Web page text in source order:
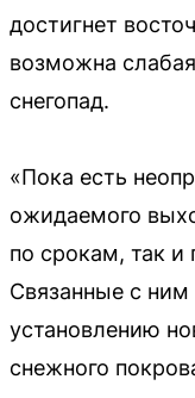
достигнет
возможна
снегопад.
«Пока есть
ожидаемого
по срокам, так и
Связанные с ним
установлению
снежного